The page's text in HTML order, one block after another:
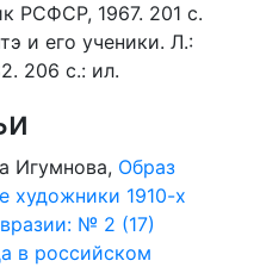
РСФСР, 1967. 201 с.
и его ученики. Л.:
206 с.: ил.
Игумнова, Образ
художники 1910-х
№ 2 (17)
в российском